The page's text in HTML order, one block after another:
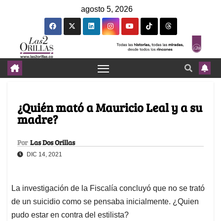
agosto 5, 2026
¿Quién mató a Mauricio Leal y a su
madre?
Por Las Dos Orillas
DIC 14, 2021
La investigación de la Fiscalía concluyó que no se trató
de un suicidio como se pensaba inicialmente. ¿Quien
pudo estar en contra del estilista?